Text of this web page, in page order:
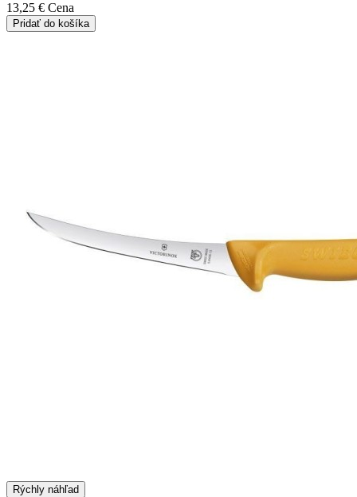
13,25 € Cena
Pridať do košíka
Rýchly náhľad